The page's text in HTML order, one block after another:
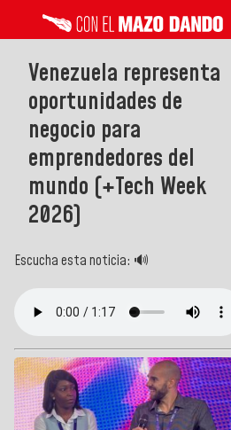
Venezuela representa
oportunidades de
negocio para
emprendedores del
mundo (+Tech Week
2026)
Escucha esta noticia: 🔊